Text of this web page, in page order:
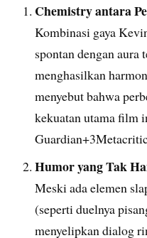
Chemistry antara
Kombinasi gaya
spontan dengan aura
menghasilkan
menyebut bahwa
kekuatan utama film
Humor yang Tak
Meski ada elemen
(seperti duelnya
menyelipkan dialog